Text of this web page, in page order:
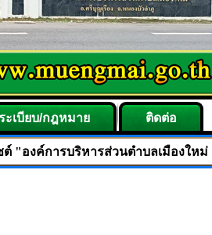
ะเบียบ/กฎหมาย ติดต่อ
ส่วนตำบลเมืองใหม่ อำเภอศรีบุญเรือ